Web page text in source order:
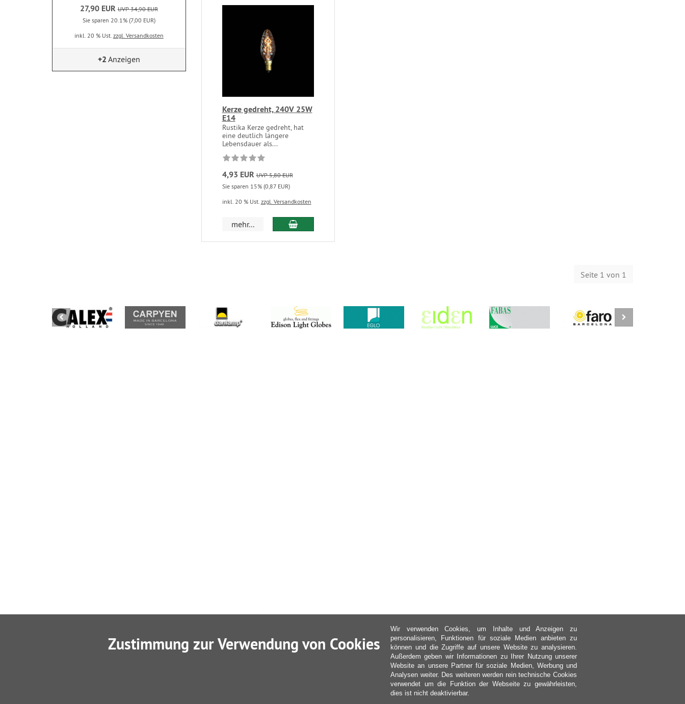
Kerze gedreht, 240V 25W
E14
Rustika Kerze gedreht, hat
eine deutlich längere
Lebensdauer als...
4,93 EUR UVP 5,80 EUR
Sie sparen 15% (0,87 EUR)
inkl. 20 % Ust. zzgl. Versandkosten
mehr...
Seite 1 von 1
27,90 EUR UVP 34,90 EUR
Sie sparen 20.1% (7,00 EUR)
inkl. 20 % Ust. zzgl. Versandkosten
+2 Anzeigen
Zustimmung zur Verwendung von Cookies
Wir verwenden Cookies, um Inhalte und Anzeigen zu
personalisieren, Funktionen für soziale Medien anbieten zu
können und die Zugriffe auf unsere Website zu analysieren.
Außerdem geben wir Informationen zu Ihrer Nutzung unserer
Website an unsere Partner für soziale Medien, Werbung und
Analysen weiter. Des weiteren werden rein technische Cookies
verwendet um die Funktion der Webseite zu gewährleisten,
dies ist nicht deaktivierbar.